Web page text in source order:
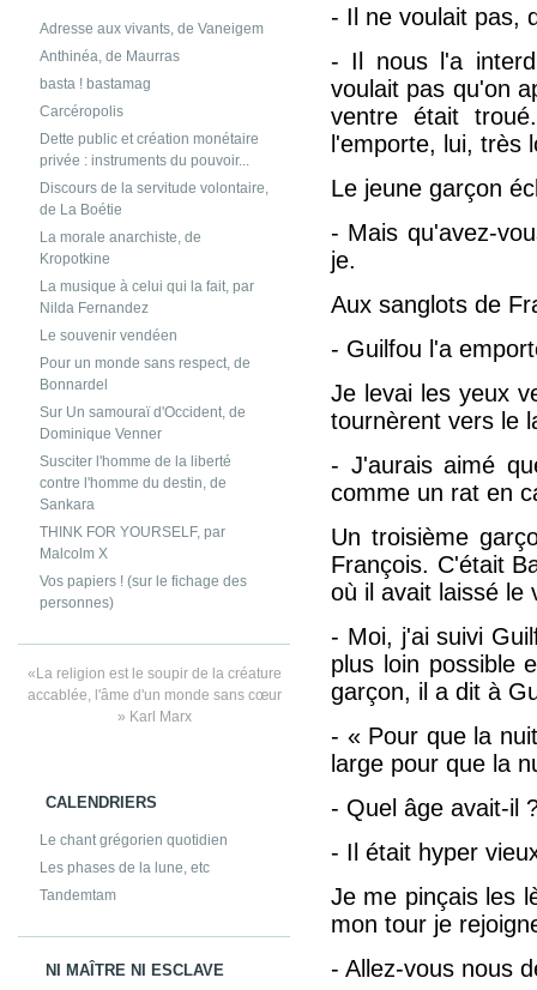
Adresse aux vivants, de Vaneigem
Anthinéa, de Maurras
basta ! bastamag
Carcéropolis
Dette public et création monétaire
privée : instruments du pouvoir...
Discours de la servitude volontaire,
de La Boétie
La morale anarchiste, de
Kropotkine
La musique à celui qui la fait, par
Nilda Fernandez
Le souvenir vendéen
Pour un monde sans respect, de
Bonnardel
Sur Un samouraï d'Occident, de
Dominique Venner
Susciter l'homme de la liberté
contre l'homme du destin, de
Sankara
THINK FOR YOURSELF, par
Malcolm X
Vos papiers ! (sur le fichage des
personnes)
«La religion est le soupir de la créature
accablée, l'âme d'un monde sans cœur
» Karl Marx
CALENDRIERS
Le chant grégorien quotidien
Les phases de la lune, etc
Tandemtam
NI MAÎTRE NI ESCLAVE
- Il ne voulait pas,
- Il nous l'a
voulait pas qu'on
ventre était
l'emporte, lui, très
Le jeune garçon
- Mais qu'avez-
je.
Aux sanglots de
- Guilfou l'a
Je levai les yeux
tournèrent vers le
- J'aurais aimé
comme un rat en
Un troisième
François. C'était
où il avait laissé le
- Moi, j'ai suivi
plus loin possible
garçon, il a dit à
- « Pour que la
large pour que la
- Quel âge avait-il
- Il était hyper
Je me pinçais les
mon tour je
- Allez-vous nous